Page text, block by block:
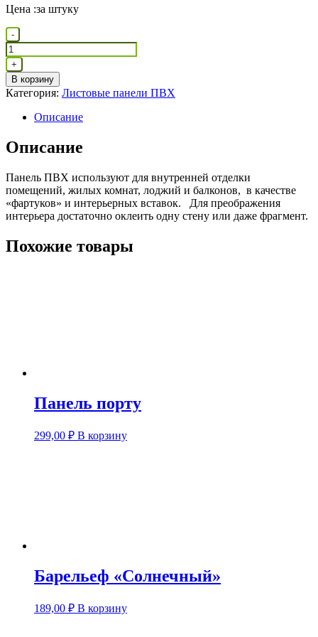
Цена :за штуку
Количество
товара
Фоновая
«Солнечный»
-
+
В корзину
Категория: Листовые панели ПВХ
Описание
Описание
Панель ПВХ используют для внутренней отделки
помещений, жилых комнат, лоджий и балконов, в качестве
«фартуков» и интерьерных вставок. Для преображения
интерьера достаточно оклеить одну стену или даже фрагмент.
Похожие товары
Панель порту
299,00 ₽ В корзину
Барельеф «Солнечный»
189,00 ₽ В корзину